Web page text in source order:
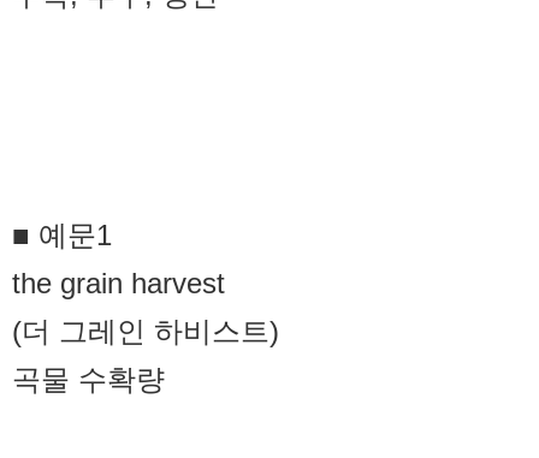
■ 예문1
the grain harvest
(더 그레인 하비스트)
곡물 수확량